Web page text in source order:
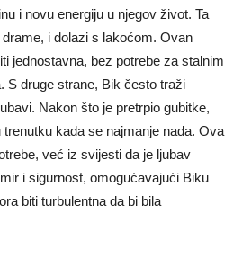
i novu energiju u njegov život. Ta
i dolazi s lakoćom. Ovan
jednostavna, bez potrebe za stalnim
S druge strane, Bik često traži
Nakon što je pretrpio gubitke,
kada se najmanje nada. Ova
već iz svijesti da je ljubav
i sigurnost, omogućavajući Biku
biti turbulentna da bi bila